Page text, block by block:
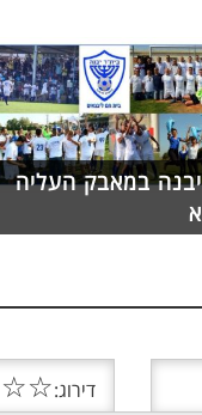
במאבק העליה
דירוג:☆
☆